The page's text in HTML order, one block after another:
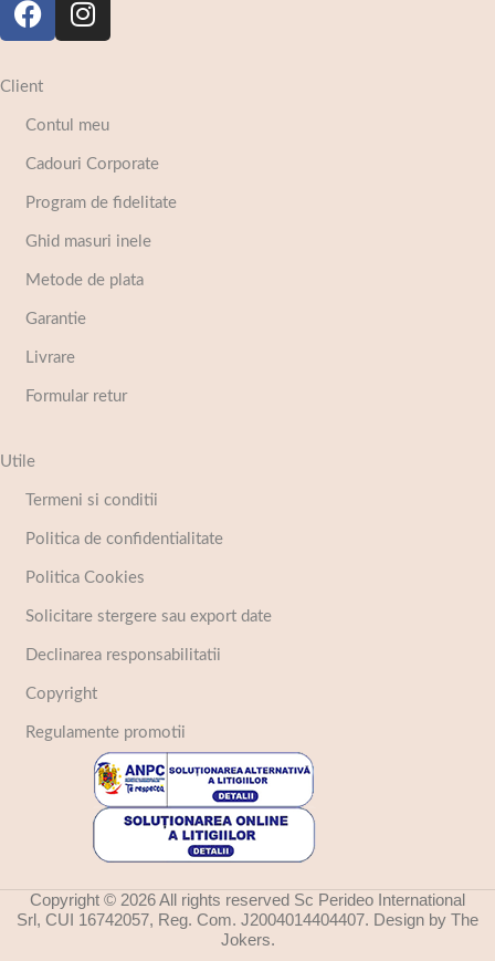
Client
Contul meu
Cadouri Corporate
Program de fidelitate
Ghid masuri inele
Metode de plata
Garantie
Livrare
Formular retur
Utile
Termeni si conditii
Politica de confidentialitate
Politica Cookies
Solicitare stergere sau export date
Declinarea responsabilitatii
Copyright
Regulamente promotii
Copyright © 2026 All rights reserved Sc Perideo International
Srl, CUI 16742057, Reg. Com. J2004014404407. Design by The
Jokers.